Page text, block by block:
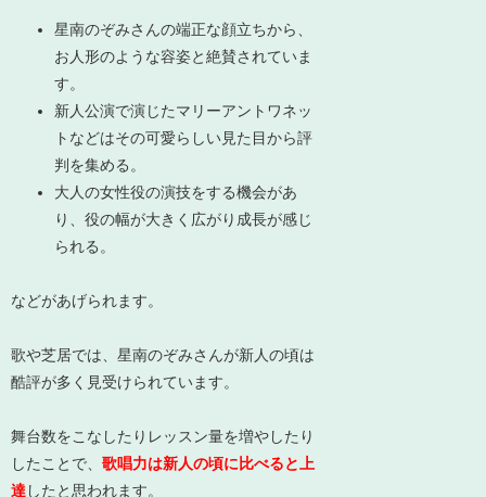
星南のぞみさんの端正な顔立ちから、
お人形のような容姿と絶賛されていま
す。
新人公演で演じたマリーアントワネッ
トなどはその可愛らしい見た目から評
判を集める。
大人の女性役の演技をする機会があ
り、役の幅が大きく広がり成長が感じ
られる。
などがあげられます。
歌や芝居では、星南のぞみさんが新人の頃は
酷評が多く 見受けられています。
舞台数をこなしたりレッスン量を増やしたり
したことで、歌唱力は新人の頃に比べると上
達 したと思われます。